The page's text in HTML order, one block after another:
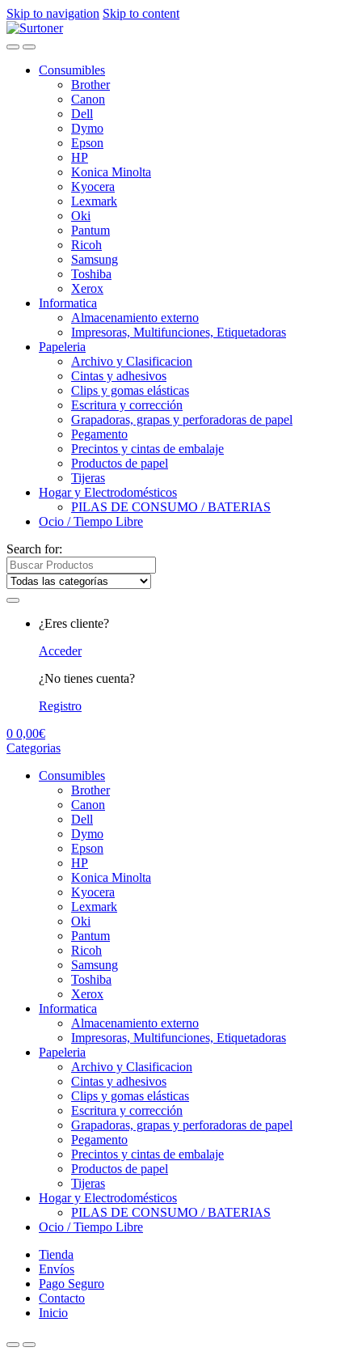
Skip to navigation Skip to content
Consumibles
Brother
Canon
Dell
Dymo
Epson
HP
Konica Minolta
Kyocera
Lexmark
Oki
Pantum
Ricoh
Samsung
Toshiba
Xerox
Informatica
Almacenamiento externo
Impresoras, Multifunciones, Etiquetadoras
Papeleria
Archivo y Clasificacion
Cintas y adhesivos
Clips y gomas elásticas
Escritura y corrección
Grapadoras, grapas y perforadoras de papel
Pegamento
Precintos y cintas de embalaje
Productos de papel
Tijeras
Hogar y Electrodomésticos
PILAS DE CONSUMO / BATERIAS
Ocio / Tiempo Libre
Search for:
¿Eres cliente?
Acceder
¿No tienes cuenta?
Registro
0 0,00€
Categorias
Consumibles
Brother
Canon
Dell
Dymo
Epson
HP
Konica Minolta
Kyocera
Lexmark
Oki
Pantum
Ricoh
Samsung
Toshiba
Xerox
Informatica
Almacenamiento externo
Impresoras, Multifunciones, Etiquetadoras
Papeleria
Archivo y Clasificacion
Cintas y adhesivos
Clips y gomas elásticas
Escritura y corrección
Grapadoras, grapas y perforadoras de papel
Pegamento
Precintos y cintas de embalaje
Productos de papel
Tijeras
Hogar y Electrodomésticos
PILAS DE CONSUMO / BATERIAS
Ocio / Tiempo Libre
Tienda
Envíos
Pago Seguro
Contacto
Inicio